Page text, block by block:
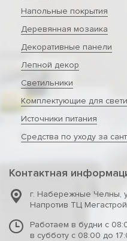
Напольные покрытия
Деревянная мозаика
Декоративные панели
Лепной декор
Светильники
Комплектующие для
Источники питания
Средства по уходу за
Контактная
г. Набережные Челны,
Напротив ТЦ Мегастрой
Работаем в будни с
в субботу с 08:00 до